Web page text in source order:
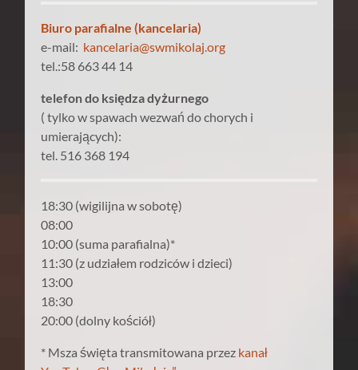
Biuro parafialne (kancelaria)
e-mail: kancelaria@swmikolaj.org
tel.:58 663 44 14
telefon do księdza dyżurnego
( tylko w spawach wezwań do chorych i
umierających):
tel. 516 368 194
18:30 (wigilijna w sobotę)
08:00
10:00 (suma parafialna)*
11:30 (z udziałem rodziców i dzieci)
13:00
18:30
20:00 (dolny kościół)
* Msza święta transmitowana przez kanał